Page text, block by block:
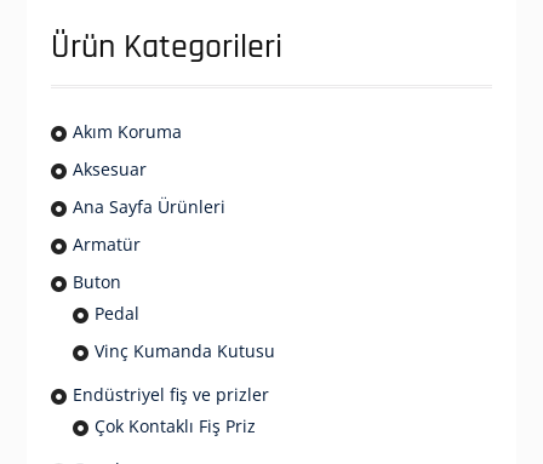
Ürün Kategorileri
Akım Koruma
Aksesuar
Ana Sayfa Ürünleri
Armatür
Buton
Pedal
Vinç Kumanda Kutusu
Endüstriyel fiş ve prizler
Çok Kontaklı Fiş Priz